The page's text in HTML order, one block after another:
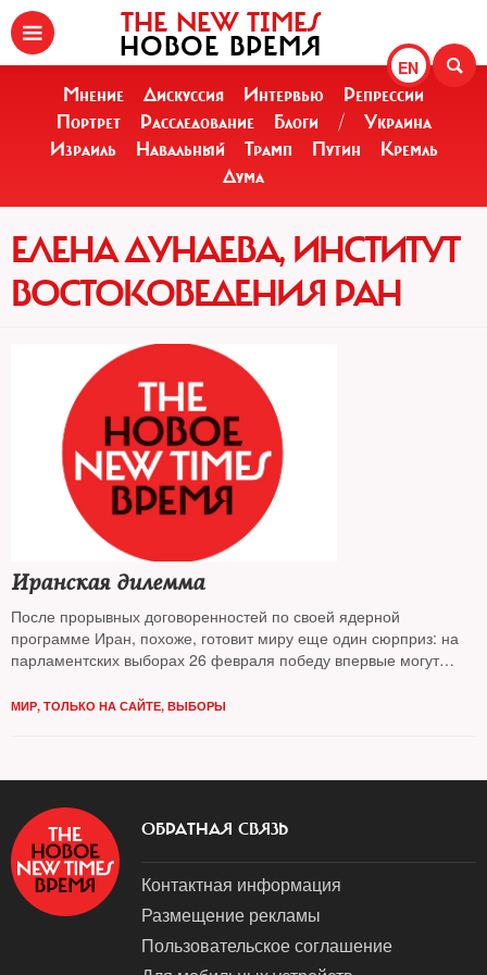
EN
THE NEW TIMES
НОВОЕ ВРЕМЯ
Мнение Дискуссия Интервью
Репрессии
Портрет
Расследование Блоги /
Украина
Израиль
Навальный Трамп Путин
Кремль
Дума
ЕЛЕНА ДУНАЕВА, ИНСТИТУТ
ВОСТОКОВЕДЕНИЯ РАН
Иранская дилемма
После прорывных договоренностей по своей ядерной
программе Иран, похоже, готовит миру еще один сюрприз: на
парламентских выборах 26 февраля победу впервые могут
послевыборные перспективы анализировал The New Times
МИР, ТОЛЬКО НА САЙТЕ, ВЫБОРЫ
ОБРАТНАЯ СВЯЗЬ
Контактная информация
Размещение рекламы
Пользовательское соглашение